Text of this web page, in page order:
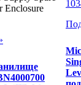
Enclosure